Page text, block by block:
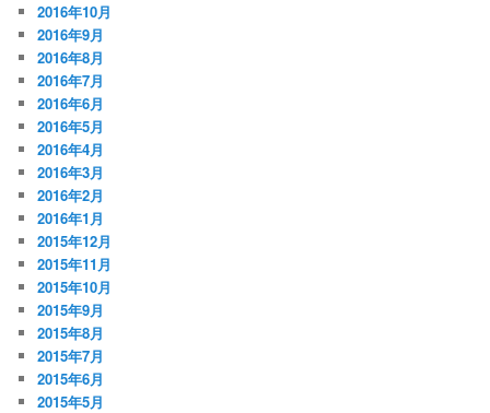
2016年10月
2016年9月
2016年8月
2016年7月
2016年6月
2016年5月
2016年4月
2016年3月
2016年2月
2016年1月
2015年12月
2015年11月
2015年10月
2015年9月
2015年8月
2015年7月
2015年6月
2015年5月